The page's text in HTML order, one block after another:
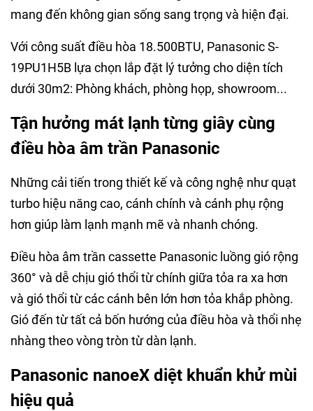
mang đến không gian sống sang trọng và hiện đại.
Với công suất điều hòa 18.500BTU, Panasonic S-
19PU1H5B lựa chọn lắp đặt lý tưởng cho diện tích
dưới 30m2: Phòng khách, phòng họp, showroom...
Tận hưởng mát lạnh từng giây cùng
điều hòa âm trần Panasonic
Những cải tiến trong thiết kế và công nghệ như quạt
turbo hiệu năng cao, cánh chính và cánh phụ rộng
hơn giúp làm lạnh mạnh mẽ và nhanh chóng.
Điều hòa âm trần cassette Panasonic luồng gió rộng
360° và dễ chịu gió thổi từ chính giữa tỏa ra xa hơn
và gió thổi từ các cánh bên lớn hơn tỏa khắp phòng.
Gió đến từ tất cả bốn hướng của điều hòa và thổi nhẹ
nhàng theo vòng tròn từ dàn lạnh.
Panasonic nanoeX diệt khuẩn khử mùi
hiệu quả